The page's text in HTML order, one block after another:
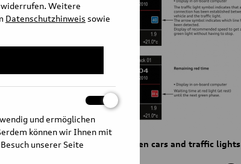
flow: communication between cars and traffic lights
Weitere
Datenschutzhinweis sowie
und ermöglichen
können wir Ihnen mit
unserer Seite